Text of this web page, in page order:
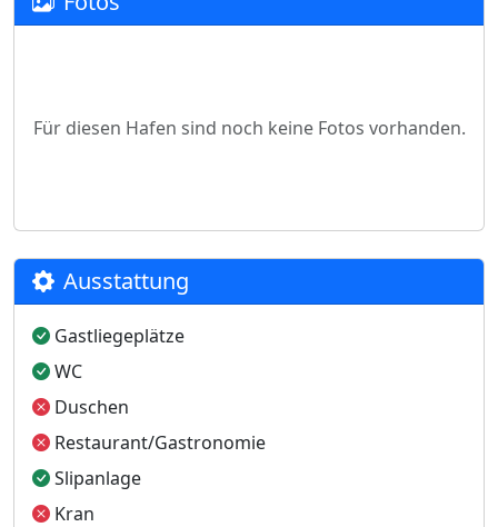
Für diesen Hafen sind noch keine Fotos vorhanden.
Ausstattung
Gastliegeplätze
WC
Duschen
Restaurant/Gastronomie
Slipanlage
Kran